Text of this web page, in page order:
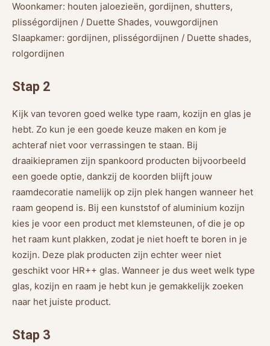
Woonkamer: houten jaloezieën, gordijnen, shutters,
plisségordijnen / Duette Shades, vouwgordijnen
Slaapkamer: gordijnen, plisségordijnen / Duette shades,
rolgordijnen
Stap 2
Kijk van tevoren goed welke type raam, kozijn en glas je
hebt. Zo kun je een goede keuze maken en kom je
achteraf niet voor verrassingen te staan. Bij
draaikiepramen zijn spankoord producten bijvoorbeeld
een goede optie, dankzij de koorden blijft jouw
raamdecoratie namelijk op zijn plek hangen wanneer het
raam geopend is. Bij een kunststof of aluminium kozijn
kies je voor een product met klemsteunen, of die je op
het raam kunt plakken, zodat je niet hoeft te boren in je
kozijn. Deze plak producten zijn echter weer niet
geschikt voor HR++ glas. Wanneer je dus weet welk type
glas, kozijn en raam je hebt kun je gemakkelijk zoeken
naar het juiste product.
Stap 3